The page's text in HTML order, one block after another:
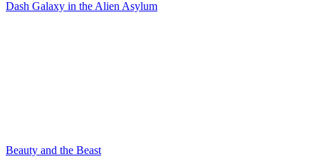
Dash Galaxy in the Alien Asylum
Beauty and the Beast